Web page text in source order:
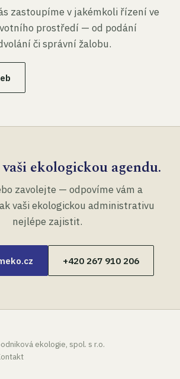
zastoupíme v jakémkoli řízení ve
prostředí — od podání
či správní žalobu.
ekologickou agendu.
zavolejte — odpovíme vám a
vaši ekologickou administrativu
nejlépe zajistit.
+420 267 910 206
ekologie, spol. s r.o.